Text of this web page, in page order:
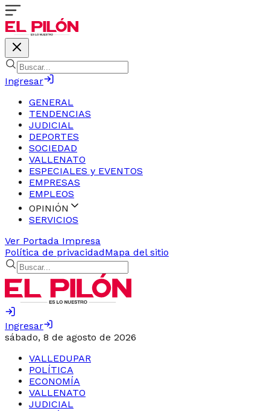
Ingresar
GENERAL
TENDENCIAS
JUDICIAL
DEPORTES
SOCIEDAD
VALLENATO
ESPECIALES y EVENTOS
EMPRESAS
EMPLEOS
OPINIÓN
SERVICIOS
Ver Portada Impresa
Política de privacidadMapa del sitio
Ingresar
sábado, 8 de agosto de 2026
VALLEDUPAR
POLÍTICA
ECONOMÍA
VALLENATO
JUDICIAL